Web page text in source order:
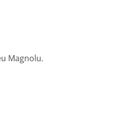
Magnolu.